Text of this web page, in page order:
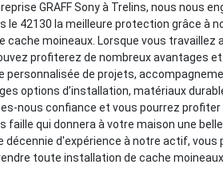
GRAFF Sony à Trelins, nous nous
le 42130 la meilleure protection grâce à
cache moineaux. Lorsque vous travaillez
profiterez de nombreux avantages
personnalisée de projets,
options d’installation, matériaux
nous confiance et vous pourrez profiter
faille qui donnera à votre maison une belle
décennie d'expérience à notre actif, vous
toute installation de cache